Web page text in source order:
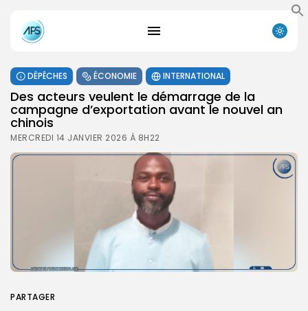
DÉPÊCHES ÉCONOMIE INTERNATIONAL
Des acteurs veulent le démarrage de la
campagne d’exportation avant le nouvel an
chinois
MERCREDI 14 JANVIER 2026 À 8H22
PARTAGER